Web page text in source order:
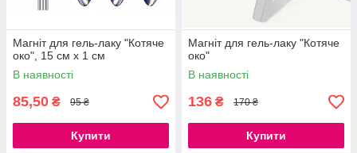
Магніт для гель-лаку "Котяче
око", 15 см х 1 см
В наявності
85,50 ₴ 95 ₴
Купити
Магніт для гель-лаку "Котяче
око"
В наявності
136 ₴ 170 ₴
Купити